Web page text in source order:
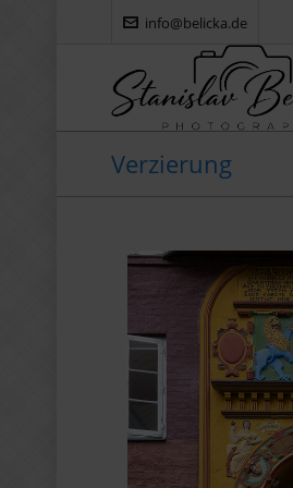
info@belicka.de
Verzierung